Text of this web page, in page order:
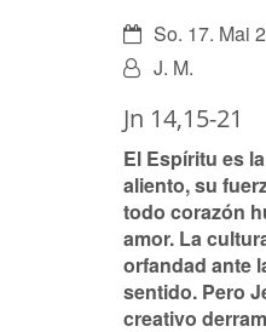
Datum:So. 17. Mai
Von:J. M.
Jn 14,15-21
El Espíritu es
aliento, su
todo corazón
amor. La
orfandad ante
sentido. Pero
creativo